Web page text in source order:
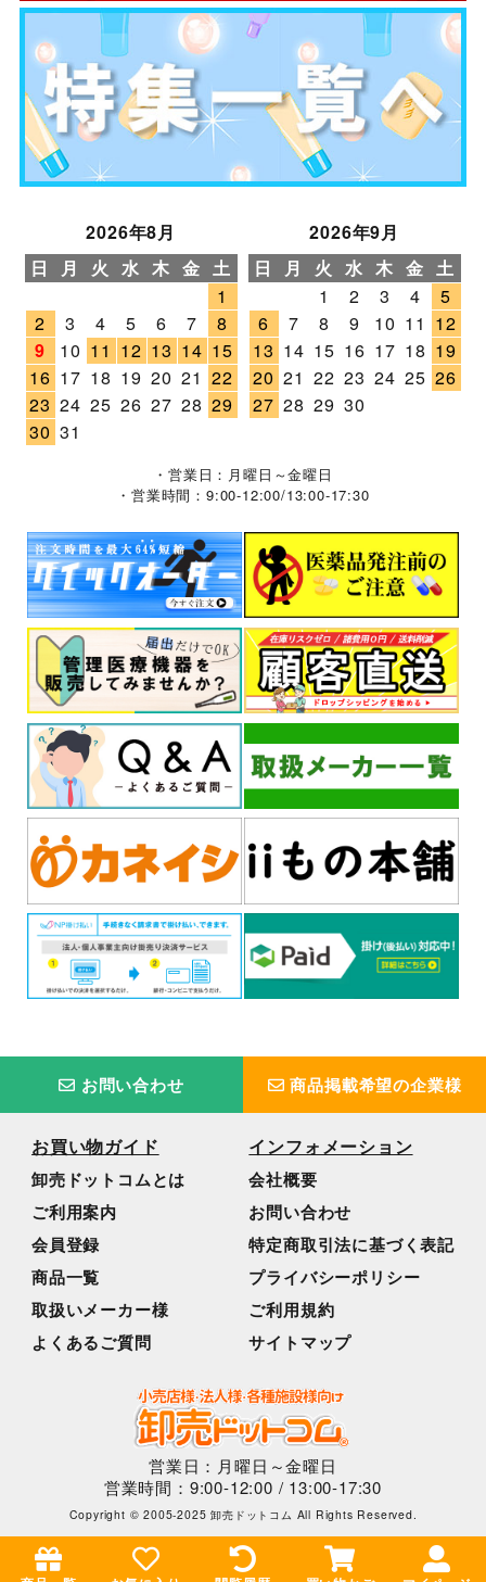
2026年8月
日
月 火 水 木 金 土
1
2
3 4 5 6 7
8
9
10 11 12 13 14 15
16 17 18 19 20 21 22
23 24 25 26 27 28 29
30 31
2026年9月
日
月 火 水 木 金 土
1
2 3 4
5
6
7 8 9 10 11 12
13 14 15 16 17 18 19
20 21 22 23 24 25 26
27 28 29 30
・営業日：月曜日～金曜日
・営業時間：9:00-12:00/13:00-17:30
お問い合わせ 商品掲載希望の企業様
お買い物ガイド
卸売ドットコムとは
ご利用案内
会員登録
商品一覧
取扱いメーカー様
よくあるご質問
インフォメーション
会社概要
お問い合わせ
特定商取引法に基づく表記
プライバシーポリシー
ご利用規約
サイトマップ
営業日：月曜日～金曜日
営業時間：9:00-12:00 / 13:00-17:30
Copyright © 2005-2025 卸売ドットコム All Rights Reserved.